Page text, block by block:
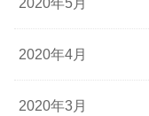
2020年4月
2020年3月